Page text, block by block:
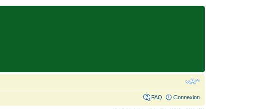
FAQ Connexion